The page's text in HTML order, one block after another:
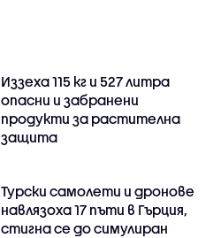
Иззеха 115 кг и 527 литра
опасни и забранени
продукти за растителна
защита
Турски самолети и дронове
навлязоха 17 пъти в Гърция,
стигна се до симулиран